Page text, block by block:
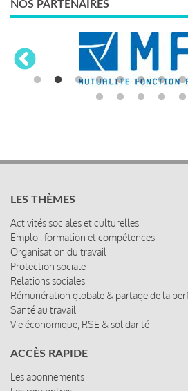
NOS PARTENAIRES
LES THÈMES
Activités sociales et culturelles
Emploi, formation et compétences
Organisation du travail
Protection sociale
Relations sociales
Rémunération globale & partage de la
Santé au travail
Vie économique, RSE & solidarité
ACCÈS RAPIDE
Les abonnements